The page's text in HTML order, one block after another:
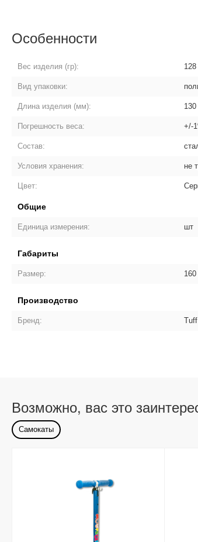
Особенности
Вес изделия (гр): 128
Вид упаковки:
Длина изделия (мм): 130
Погрешность веса: +/-
Состав:
Условия хранения: не
Цвет:
Общие
Единица измерения: шт
Габариты
Размер:
Производство
Бренд:
Возможно, вас это
Самокаты